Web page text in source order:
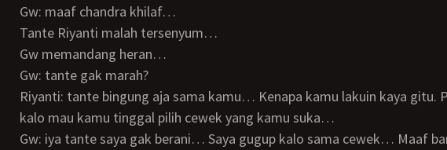
Gw: maaf chandra khilaf…
Tante Riyanti malah tersenyum…
Gw memandang heran…
Gw: tante gak marah?
Riyanti: tante bingung aja sama kamu… Kenapa kamu lakuin kaya gitu. Padahalkan
kalo mau kamu tinggal pilih cewek yang kamu suka…
Gw: iya tante saya gak berani… Saya gugup kalo sama cewek… Maaf banget tante…